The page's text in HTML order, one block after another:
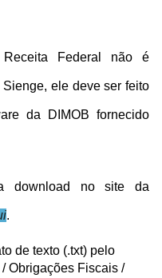
Federal não é
ele deve ser feito
da DIMOB fornecido
download no site da
.
de texto (.txt) pelo
Obrigações Fiscais /